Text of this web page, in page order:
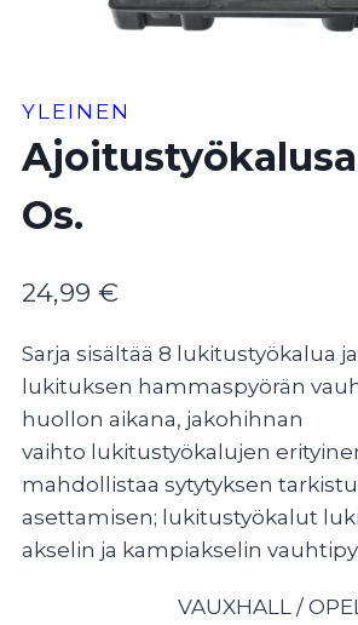
YLEINEN
Os.
24,99 €
Sarja sisältää 8 lukitustyökalua
lukituksen hammaspyörän
huollon aikana, jakohihnan
vaihto lukitustyökalujen
mahdollistaa sytytyksen
asettamisen; lukitustyökalut
akselin ja kampiakselin
VAUXHALL /